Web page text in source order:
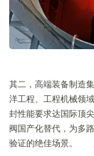
其二，高端装备制造
洋工程、工程机械领
封性能要求达国际顶
阀国产化替代，为多
验证的绝佳场景。